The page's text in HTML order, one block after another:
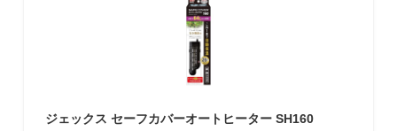
ジェックス セーフカバーオートヒーター SH160